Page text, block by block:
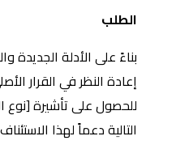
الطلب
بناءً على الأدلة الجديدة
إعادة النظر في القرار
للحصول على تأشيرة [نوع
التالية دعماً لهذا